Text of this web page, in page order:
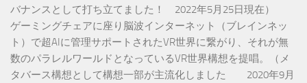
バナンスとして打ち立てました！ 2022年5月25日現在）
ゲーミングチェアに座り脳波インターネット（ブレインネッ
ト）で超AIに管理サポートされたVR世界に繋がり、それが無
数のパラレルワールドとなっているVR世界構想を提唱。（メ
タバース構想として構想一部が主流化しました 2020年9月